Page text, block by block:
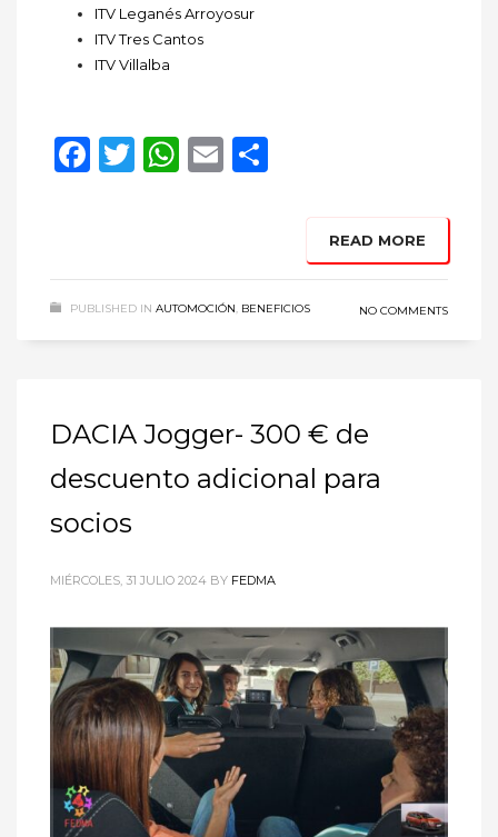
ITV Leganés Arroyosur
ITV Tres Cantos
ITV Villalba
Facebook
Twitter
WhatsApp
Email
READ MORE
PUBLISHED IN AUTOMOCIÓN, BENEFICIOS NO COMMENTS
DACIA Jogger- 300 € de
descuento adicional para
socios
MIÉRCOLES, 31 JULIO 2024 BY FEDMA